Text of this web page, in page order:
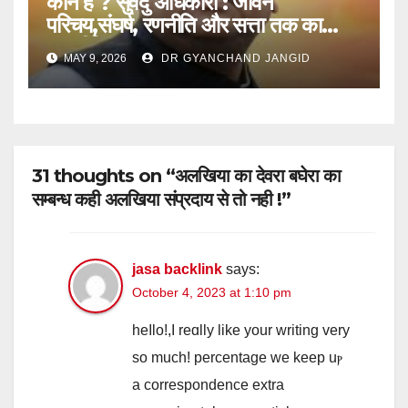
परिचय,संघर्ष, रणनीति और सत्ता तक का
राजनीतिक सफर
MAY 9, 2026 DR GYANCHAND JANGID
31 thoughts on “अलखिया का देवरा बघेरा का
सम्बन्ध कही अलखिया संप्रदाय से तो नही !”
jasa backlink says:
October 4, 2023 at 1:10 pm
heⅼlo!,I reɑlly like your writing very
so much! percentage we keep uⲣ
a correspondence extra